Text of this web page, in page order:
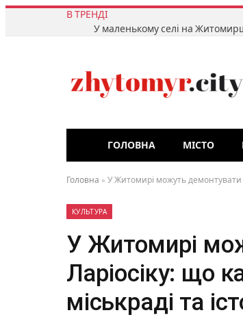
В ТРЕНДІ
ГОЛОВНА МІСТО
Головна » У Житомирі можуть демонтувати
КУЛЬТУРА
У Житомирі
Ларіосіку: що
міськраді та